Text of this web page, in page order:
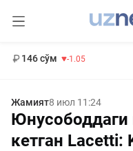
146 сўм -1.05
Жамият8 июл 11:24
Юнусободдаги
кетган Lacetti: